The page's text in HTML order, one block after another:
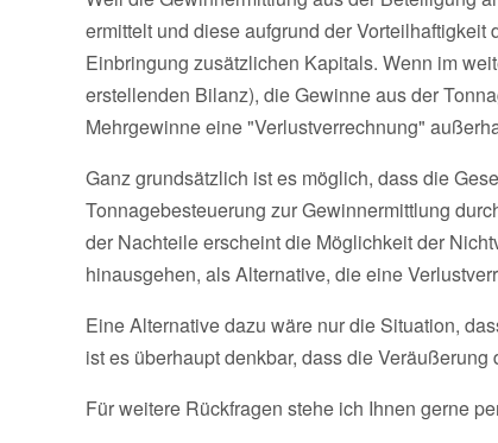
ermittelt und diese aufgrund der
Einbringung zusätzlichen Kapitals. Wenn im
erstellenden Bilanz), die Gewinne aus der
Mehrgewinne eine "Verlustverrechnung"
Ganz grundsätzlich ist es möglich, dass die
Tonnagebesteuerung zur Gewinnermittlung
der Nachteile erscheint die Möglichkeit der
hinausgehen, als Alternative, die eine
Eine Alternative dazu wäre nur die Situation,
ist es überhaupt denkbar, dass die
Für weitere Rückfragen stehe ich Ihnen gerne